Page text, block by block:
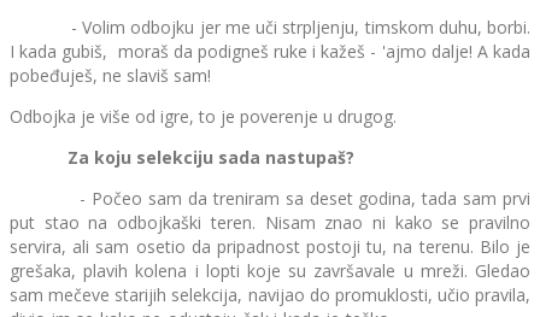
- Volim odbojku jer me uči strpljenju, timskom duhu, borbi.
I kada gubiš, moraš da podigneš ruke i kažeš - 'ajmo dalje! A kada
pobeđuješ, ne slaviš sam!
Odbojka je više od igre, to je poverenje u drugog.
Za koju selekciju sada nastupaš?
- Počeo sam da treniram sa deset godina, tada sam prvi
put stao na odbojkaški teren. Nisam znao ni kako se pravilno
servira, ali sam osetio da pripadnost postoji tu, na terenu. Bilo je
grešaka, plavih kolena i lopti koje su završavale u mreži. Gledao
sam mečeve starijih selekcija, navijao do promuklosti, učio pravila,